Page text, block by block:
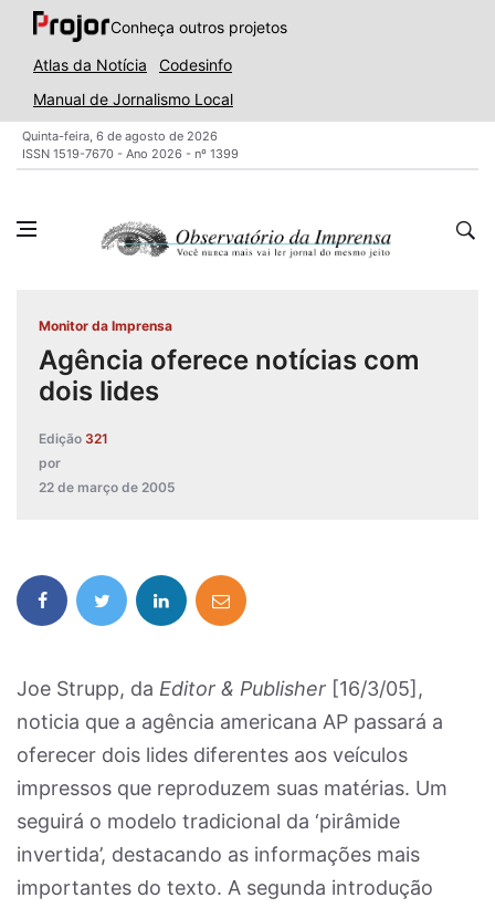
Conheça outros projetos
Atlas da Notícia
Codesinfo
Manual de Jornalismo Local
Quinta-feira, 6 de agosto de 2026
ISSN 1519-7670 - Ano 2026 - nº 1399
Monitor da Imprensa
Agência oferece notícias com
dois lides
Edição 321
por
22 de março de 2005
Joe Strupp, da Editor & Publisher [16/3/05],
noticia que a agência americana AP passará a
oferecer dois lides diferentes aos veículos
impressos que reproduzem suas matérias. Um
seguirá o modelo tradicional da ‘pirâmide
invertida’, destacando as informações mais
importantes do texto. A segunda introdução